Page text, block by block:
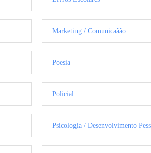
Marketing / Comunicaãão
Poesia
Policial
Psicologia / Desenvolvimento